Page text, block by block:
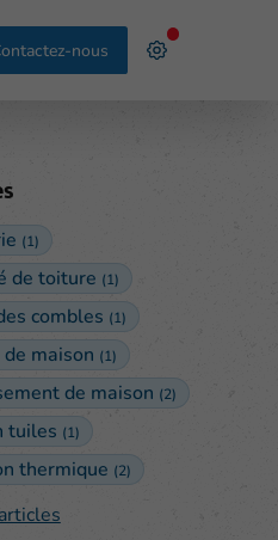
nous
(1)
de toiture (1)
combles (1)
maison (1)
de maison (2)
tuiles (1)
thermique (2)